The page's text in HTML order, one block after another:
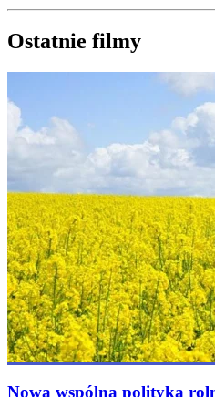
Ostatnie filmy
Nowa wspólna polityka